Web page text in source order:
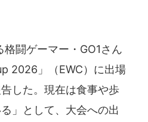
闘ゲーマー・GO1さん
2026」（EWC）に出場
した。現在は食事や歩
」として、大会への出